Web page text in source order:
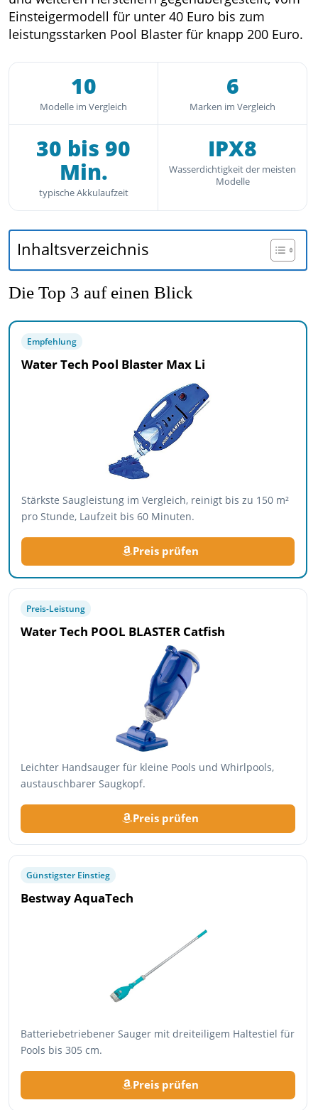
Einsteigermodell für unter 40 Euro bis zum
leistungsstarken Pool Blaster für knapp 200 Euro.
10
Modelle im Vergleich
6
Marken im Vergleich
30 bis 90
Min.
typische Akkulaufzeit
IPX8
Wasserdichtigkeit der meisten
Modelle
Inhaltsverzeichnis
Die Top 3 auf einen Blick
Empfehlung
Water Tech Pool Blaster Max Li
Stärkste Saugleistung im Vergleich, reinigt bis zu 150 m²
pro Stunde, Laufzeit bis 60 Minuten.
Preis prüfen
Preis-Leistung
Water Tech POOL BLASTER Catfish
Leichter Handsauger für kleine Pools und Whirlpools,
austauschbarer Saugkopf.
Preis prüfen
Günstigster Einstieg
Bestway AquaTech
Batteriebetriebener Sauger mit dreiteiligem Haltestiel für
Pools bis 305 cm.
Preis prüfen